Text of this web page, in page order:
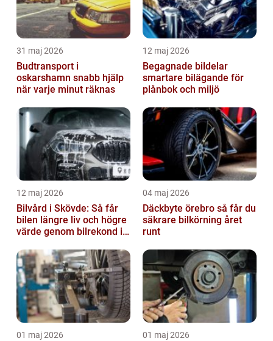
31 maj 2026
Budtransport i
oskarshamn snabb hjälp
när varje minut räknas
12 maj 2026
Begagnade bildelar
smartare bilägande för
plånbok och miljö
12 maj 2026
Bilvård i Skövde: Så får
bilen längre liv och högre
värde genom bilrekond i
04 maj 2026
Däckbyte örebro så får du
säkrare bilkörning året
runt
01 maj 2026 01 maj 2026